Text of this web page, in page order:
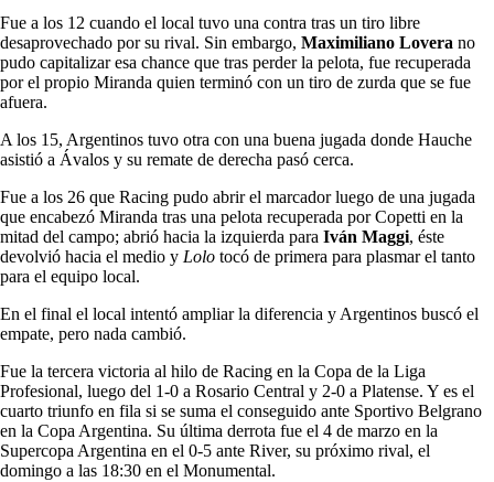
Fue a los 12 cuando el local tuvo una contra tras un tiro libre
desaprovechado por su rival. Sin embargo, Maximiliano Lovera no
pudo capitalizar esa chance que tras perder la pelota, fue recuperada
por el propio Miranda quien terminó con un tiro de zurda que se fue
afuera.
A los 15, Argentinos tuvo otra con una buena jugada donde Hauche
asistió a Ávalos y su remate de derecha pasó cerca.
Fue a los 26 que Racing pudo abrir el marcador luego de una jugada
que encabezó Miranda tras una pelota recuperada por Copetti en la
mitad del campo; abrió hacia la izquierda para Iván Maggi, éste
devolvió hacia el medio y Lolo tocó de primera para plasmar el tanto
para el equipo local.
En el final el local intentó ampliar la diferencia y Argentinos buscó el
empate, pero nada cambió.
Fue la tercera victoria al hilo de Racing en la Copa de la Liga
Profesional, luego del 1-0 a Rosario Central y 2-0 a Platense. Y es el
cuarto triunfo en fila si se suma el conseguido ante Sportivo Belgrano
en la Copa Argentina. Su última derrota fue el 4 de marzo en la
Supercopa Argentina en el 0-5 ante River, su próximo rival, el
domingo a las 18:30 en el Monumental.